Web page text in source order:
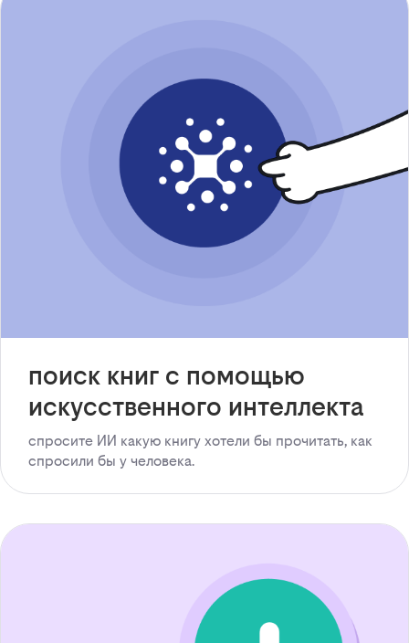
поиск книг с помощью
искусственного интеллекта
спросите ИИ какую книгу хотели бы прочитать, как
спросили бы у человека.